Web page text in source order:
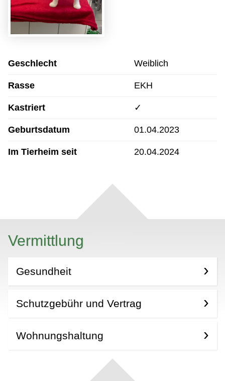
Geschlecht Weiblich
Rasse EKH
Kastriert ✓
Geburtsdatum 01.04.2023
Im Tierheim seit 20.04.2024
Vermittlung
Gesundheit
Schutzgebühr und Vertrag
Wohnungshaltung